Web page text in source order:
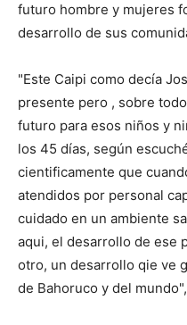
futuro hombre y mujeres
desarrollo de sus
"Este Caipi como decía
presente pero , sobre
futuro para esos niños y
los 45 días, según
cientificamente que
atendidos por personal
cuidado en un ambiente
aqui, el desarrollo de ese
otro, un desarrollo qie ve
de Bahoruco y del